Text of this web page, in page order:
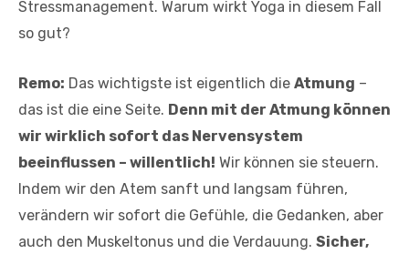
Stressmanagement. Warum wirkt Yoga in diesem Fall
so gut?
Remo: Das wichtigste ist eigentlich die Atmung –
das ist die eine Seite. Denn mit der Atmung können
wir wirklich sofort das Nervensystem
beeinflussen – willentlich! Wir können sie steuern.
Indem wir den Atem sanft und langsam führen,
verändern wir sofort die Gefühle, die Gedanken, aber
auch den Muskeltonus und die Verdauung. Sicher,